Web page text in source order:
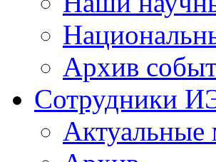
Архив
Сотрудники
Актуальные